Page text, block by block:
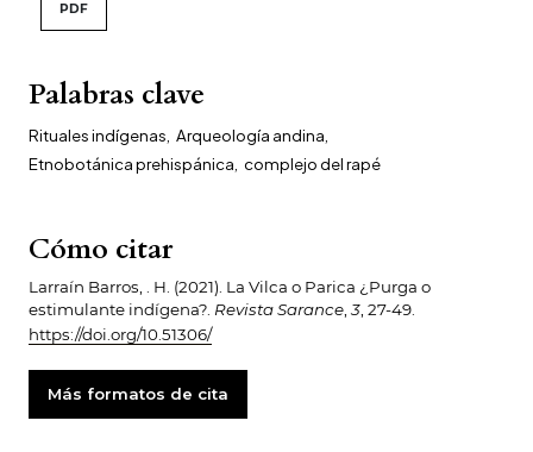
Palabras clave
Rituales indígenas, Arqueología andina,
Etnobotánica prehispánica, complejo del rapé
Cómo citar
Larraín Barros, . H. (2021). La Vilca o Parica ¿Purga o
estimulante indígena?. Revista Sarance, 3, 27-49.
https://doi.org/10.51306/
Más formatos de cita
PDF